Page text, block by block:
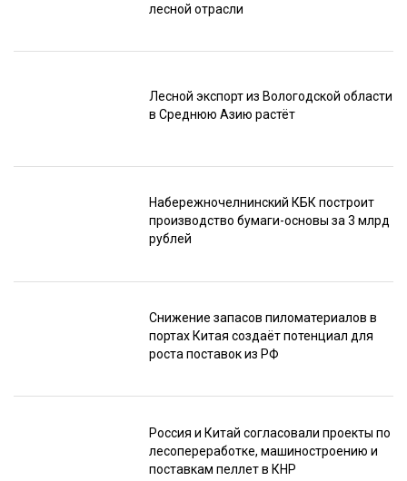
лесной отрасли
Лесной экспорт из Вологодской области
в Среднюю Азию растёт
Набережночелнинский КБК построит
производство бумаги-основы за 3 млрд
рублей
Снижение запасов пиломатериалов в
портах Китая создаёт потенциал для
роста поставок из РФ
Россия и Китай согласовали проекты по
лесопереработке, машиностроению и
поставкам пеллет в КНР